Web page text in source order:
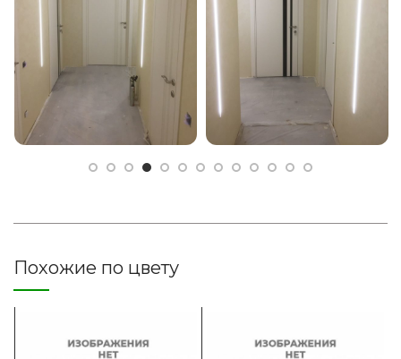
Похожие по цвету